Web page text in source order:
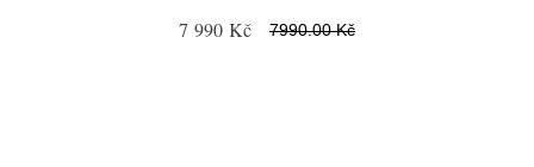
7 990 Kč 7990.00 Kč